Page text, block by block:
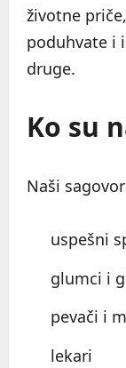
životne
poduhvate i
druge.
Ko su
Naši
uspešni
glumci i
pevači i
lekari